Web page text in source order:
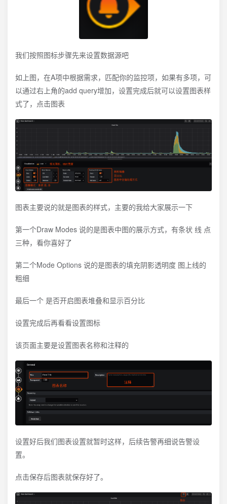
我们按照图标步骤先来设置数据源吧
如上图，在A项中根据需求，匹配你的监控项，如果有多项，可
以通过右上角的add query增加，设置完成后就可以设置图表样
式了，点击图表
图表主要说的就是图表的样式，主要的我给大家展示一下
第一个Draw Modes 说的是图表中图的展示方式，有条状 线 点
三种，看你喜好了
第二个Mode Options 说的是图表的填充阴影透明度 图上线的
粗细
最后一个 是否开启图表堆叠和显示百分比
设置完成后再看看设置图标
该页面主要是设置图表名称和注释的
设置好后我们图表设置就暂时这样，后续告警再细说告警设
置。
点击保存后图表就保存好了。